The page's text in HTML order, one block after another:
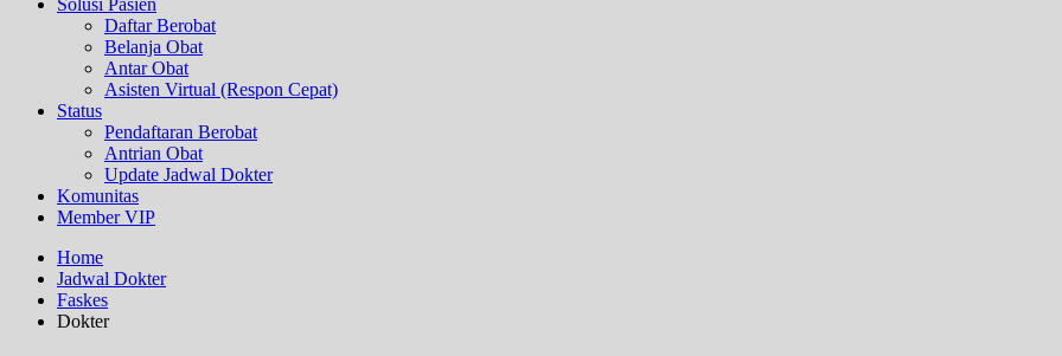
Daftar Berobat
Belanja Obat
Antar Obat
Asisten Virtual (Respon Cepat)
Status
Pendaftaran Berobat
Antrian Obat
Update Jadwal Dokter
Komunitas
Member VIP
Home
Jadwal Dokter
Faskes
Dokter